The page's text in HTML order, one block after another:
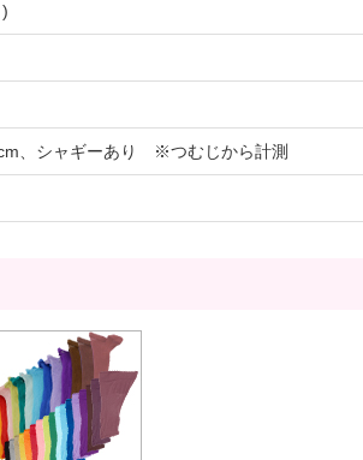
、シャギーあり ※つむじから計測